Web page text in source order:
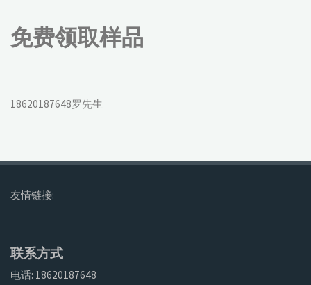
免费领取样品
18620187648罗先生
友情链接:
联系方式
电话: 18620187648